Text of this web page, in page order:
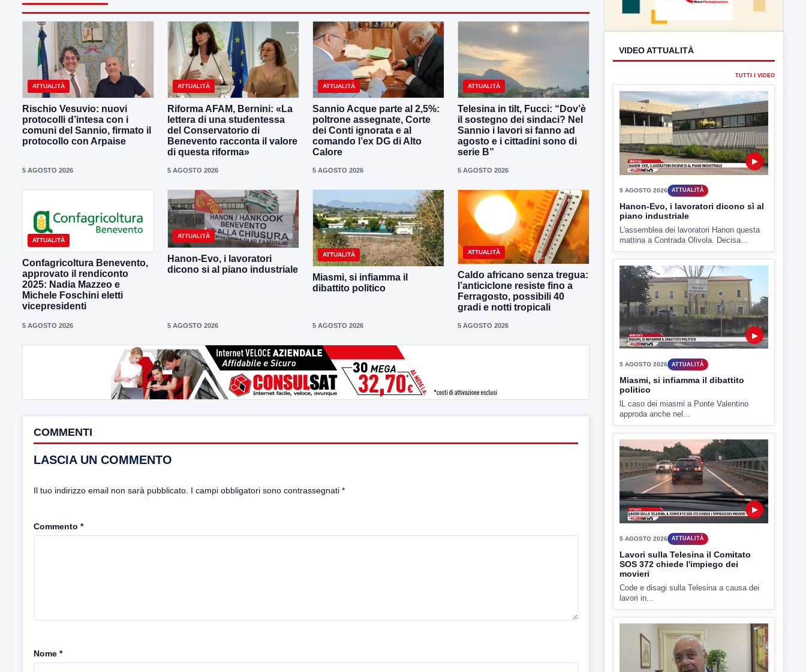
ATTUALITÀ
Rischio Vesuvio: nuovi
protocolli d’intesa con i
comuni del Sannio, firmato il
protocollo con Arpaise
5 AGOSTO 2026
ATTUALITÀ
Riforma AFAM, Bernini: «La
lettera di una studentessa
del Conservatorio di
Benevento racconta il valore
di questa riforma»
5 AGOSTO 2026
ATTUALITÀ
Sannio Acque parte al 2,5%:
poltrone assegnate, Corte
dei Conti ignorata e al
comando l’ex DG di Alto
Calore
5 AGOSTO 2026
ATTUALITÀ
Telesina in tilt, Fucci: “Dov’è
il sostegno dei sindaci? Nel
Sannio i lavori si fanno ad
agosto e i cittadini sono di
serie B”
5 AGOSTO 2026
ATTUALITÀ
Confagricoltura Benevento,
approvato il rendiconto
2025: Nadia Mazzeo e
Michele Foschini eletti
vicepresidenti
5 AGOSTO 2026
ATTUALITÀ
Hanon-Evo, i lavoratori
dicono si al piano industriale
5 AGOSTO 2026
ATTUALITÀ
Miasmi, si infiamma il
dibattito politico
5 AGOSTO 2026
ATTUALITÀ
Caldo africano senza tregua:
l’anticiclone resiste fino a
Ferragosto, possibili 40
gradi e notti tropicali
5 AGOSTO 2026
COMMENTI
LASCIA UN COMMENTO
Il tuo indirizzo email non sarà pubblicato. I campi obbligatori sono contrassegnati *
Commento *
Nome *
VIDEO ATTUALITÀ
TUTTI I VIDEO
▶
5 AGOSTO 2026 ATTUALITÀ
Hanon-Evo, i lavoratori dicono sì al
piano industriale
L'assemblea dei lavoratori Hanon questa
mattina a Contrada Olivola. Decisa...
5 AGOSTO 2026 ATTUALITÀ
Miasmi, si infiamma il dibattito
politico
lL caso dei miasmi a Ponte Valentino
approda anche nel...
5 AGOSTO 2026 ATTUALITÀ
Lavori sulla Telesina il Comitato
SOS 372 chiede l'impiego dei
Code e disagi sulla Telesina a causa dei
lavori in...
▶